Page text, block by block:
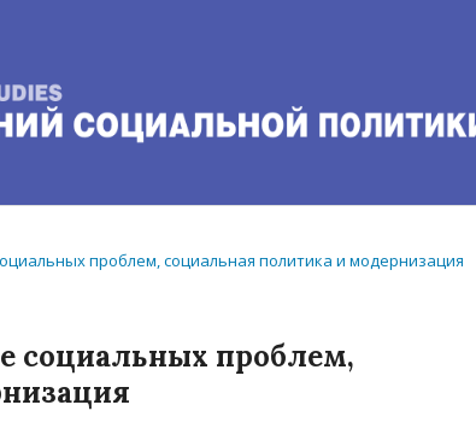
проблем, социальная политика и модернизация
социальных проблем,